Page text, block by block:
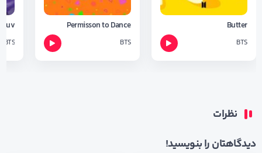
Butter
BTS
Permisson to Dance
BTS
Luv
BTS
نظرات
دیدگاهتان را بنویسید!